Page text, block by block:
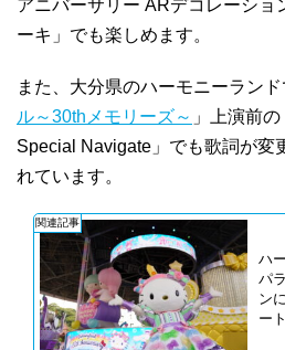
アニバーサリー ARデコレーショ
ーキ」でも楽しめます。
また、大分県のハーモニーランド
ル～30thメモリーズ～ 」上演前
Special Navigate」でも歌詞が変
れています。
関連記事
ハ
パ
ン
ート